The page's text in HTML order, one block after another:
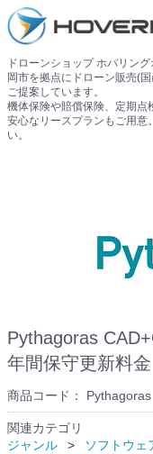
ドローンショップ ホバリン
岡市を拠点にドローン販売(
ご提案しています。
機体保険や賠償保険、定期点
安心なリースプランもご用意
い。
Pythagoras
年間保守更新料金
商品コード： Pythagoras
関連カテゴリ
ジャンル
ソフトウェ